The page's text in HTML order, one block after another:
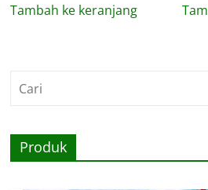
Tambah ke keranjang
Produk